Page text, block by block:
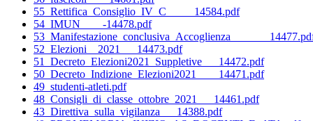
55_Rettifica_Consiglio_IV_C_____14584.pdf
54_IMUN____-14478.pdf
52_Elezioni__2021___14473.pdf
51_Decreto_Elezioni2021_Suppletive___14472.pdf
50_Decreto_Indizione_Elezioni2021____14471.pdf
49_studenti-atleti.pdf
48_Consigli_di_classe_ottobre_2021___14461.pdf
43_Direttiva_sulla_vigilanza___14388.pdf